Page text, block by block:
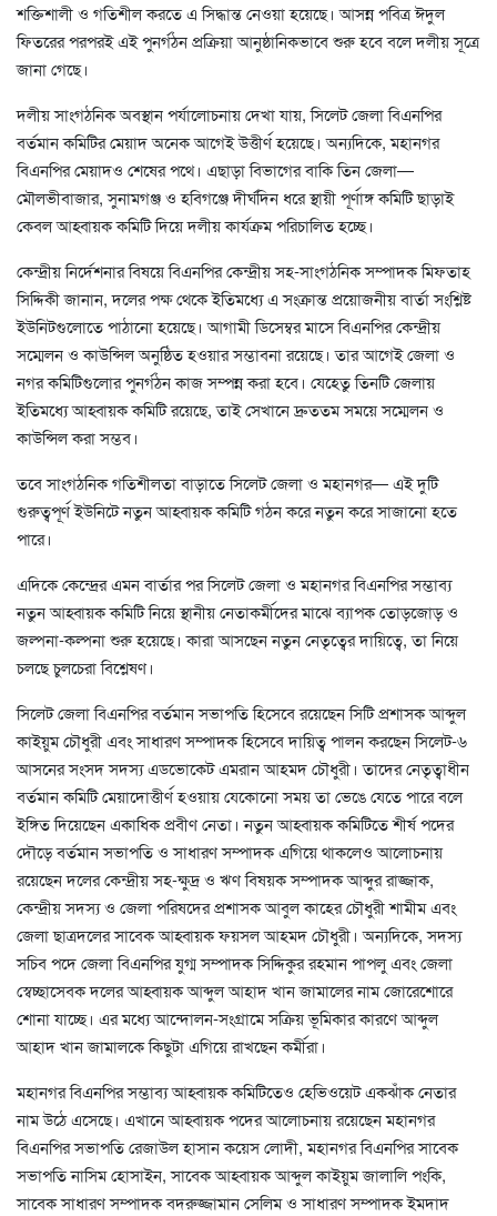
শক্তিশালী ও গতিশীল করতে এ সিদ্ধান্ত নেওয়া হয়েছে। আসন্ন পবিত্র ঈদুল
ফিতরের পরপরই এই পুনর্গঠন প্রক্রিয়া আনুষ্ঠানিকভাবে শুরু হবে বলে দলীয় সূত্রে
জানা গেছে।
দলীয় সাংগঠনিক অবস্থান পর্যালোচনায় দেখা যায়, সিলেট জেলা বিএনপির
বর্তমান কমিটির মেয়াদ অনেক আগেই উত্তীর্ণ হয়েছে। অন্যদিকে, মহানগর
বিএনপির মেয়াদও শেষের পথে। এছাড়া বিভাগের বাকি তিন জেলা—
মৌলভীবাজার, সুনামগঞ্জ ও হবিগঞ্জে দীর্ঘদিন ধরে স্থায়ী পূর্ণাঙ্গ কমিটি ছাড়াই
কেবল আহ্বায়ক কমিটি দিয়ে দলীয় কার্যক্রম পরিচালিত হচ্ছে।
কেন্দ্রীয় নির্দেশনার বিষয়ে বিএনপির কেন্দ্রীয় সহ-সাংগঠনিক সম্পাদক মিফতাহ
সিদ্দিকী জানান, দলের পক্ষ থেকে ইতিমধ্যে এ সংক্রান্ত প্রয়োজনীয় বার্তা সংশ্লিষ্ট
ইউনিটগুলোতে পাঠানো হয়েছে। আগামী ডিসেম্বর মাসে বিএনপির কেন্দ্রীয়
সম্মেলন ও কাউন্সিল অনুষ্ঠিত হওয়ার সম্ভাবনা রয়েছে। তার আগেই জেলা ও
নগর কমিটিগুলোর পুনর্গঠন কাজ সম্পন্ন করা হবে। যেহেতু তিনটি জেলায়
ইতিমধ্যে আহ্বায়ক কমিটি রয়েছে, তাই সেখানে দ্রুততম সময়ে সম্মেলন ও
কাউন্সিল করা সম্ভব।
তবে সাংগঠনিক গতিশীলতা বাড়াতে সিলেট জেলা ও মহানগর— এই দুটি
গুরুত্বপূর্ণ ইউনিটে নতুন আহ্বায়ক কমিটি গঠন করে নতুন করে সাজানো হতে
পারে।
এদিকে কেন্দ্রের এমন বার্তার পর সিলেট জেলা ও মহানগর বিএনপির সম্ভাব্য
নতুন আহ্বায়ক কমিটি নিয়ে স্থানীয় নেতাকর্মীদের মাঝে ব্যাপক তোড়জোড় ও
জল্পনা-কল্পনা শুরু হয়েছে। কারা আসছেন নতুন নেতৃত্বের দায়িত্বে, তা নিয়ে
চলছে চুলচেরা বিশ্লেষণ।
সিলেট জেলা বিএনপির বর্তমান সভাপতি হিসেবে রয়েছেন সিটি প্রশাসক আব্দুল
কাইয়ুম চৌধুরী এবং সাধারণ সম্পাদক হিসেবে দায়িত্ব পালন করছেন সিলেট-৬
আসনের সংসদ সদস্য এডভোকেট এমরান আহমদ চৌধুরী। তাদের নেতৃত্বাধীন
বর্তমান কমিটি মেয়াদোত্তীর্ণ হওয়ায় যেকোনো সময় তা ভেঙে যেতে পারে বলে
ইঙ্গিত দিয়েছেন একাধিক প্রবীণ নেতা। নতুন আহ্বায়ক কমিটিতে শীর্ষ পদের
দৌড়ে বর্তমান সভাপতি ও সাধারণ সম্পাদক এগিয়ে থাকলেও আলোচনায়
রয়েছেন দলের কেন্দ্রীয় সহ-ক্ষুদ্র ও ঋণ বিষয়ক সম্পাদক আব্দুর রাজ্জাক,
কেন্দ্রীয় সদস্য ও জেলা পরিষদের প্রশাসক আবুল কাহের চৌধুরী শামীম এবং
জেলা ছাত্রদলের সাবেক আহ্বায়ক ফয়সল আহমদ চৌধুরী। অন্যদিকে, সদস্য
সচিব পদে জেলা বিএনপির যুগ্ম সম্পাদক সিদ্দিকুর রহমান পাপলু এবং জেলা
স্বেচ্ছাসেবক দলের আহ্বায়ক আব্দুল আহাদ খান জামালের নাম জোরেশোরে
শোনা যাচ্ছে। এর মধ্যে আন্দোলন-সংগ্রামে সক্রিয় ভূমিকার কারণে আব্দুল
আহাদ খান জামালকে কিছুটা এগিয়ে রাখছেন কর্মীরা।
মহানগর বিএনপির সম্ভাব্য আহ্বায়ক কমিটিতেও হেভিওয়েট একঝাঁক নেতার
নাম উঠে এসেছে। এখানে আহ্বায়ক পদের আলোচনায় রয়েছেন মহানগর
বিএনপির সভাপতি রেজাউল হাসান কয়েস লোদী, মহানগর বিএনপির সাবেক
সভাপতি নাসিম হোসাইন, সাবেক আহ্বায়ক আব্দুল কাইয়ুম জালালি পংকি,
সাবেক সাধারণ সম্পাদক বদরুজ্জামান সেলিম ও সাধারণ সম্পাদক ইমদাদ